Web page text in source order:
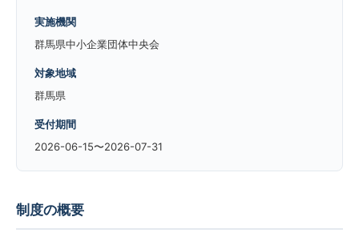
実施機関
群馬県中小企業団体中央会
対象地域
群馬県
受付期間
2026-06-15〜2026-07-31
制度の概要